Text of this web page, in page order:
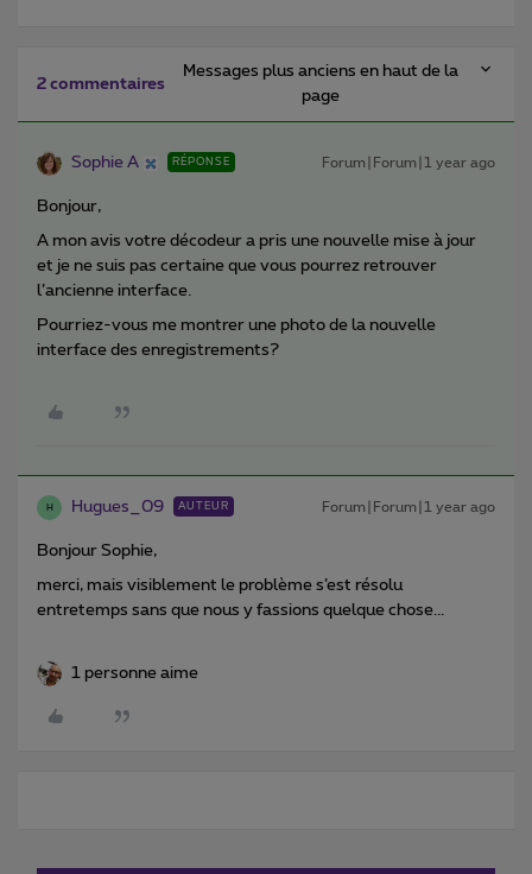
2 commentaires
Messages plus anciens en haut de la
page
Sophie A RÉPONSE Forum|Forum|1 year ago
Bonjour,
A mon avis votre décodeur a pris une nouvelle mise à jour
et je ne suis pas certaine que vous pourrez retrouver
l’ancienne interface.
Pourriez-vous me montrer une photo de la nouvelle
interface des enregistrements?
H Hugues_09 AUTEUR Forum|Forum|1 year ago
Bonjour Sophie,
merci, mais visiblement le problème s’est résolu
entretemps sans que nous y fassions quelque chose...
1 personne aime